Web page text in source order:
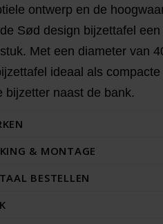
ontwerp en de
Sød design bijzettafel een
Met een diameter van
ideaal als
bijzetter naast de bank.
& MONTAGE
BESTELLEN